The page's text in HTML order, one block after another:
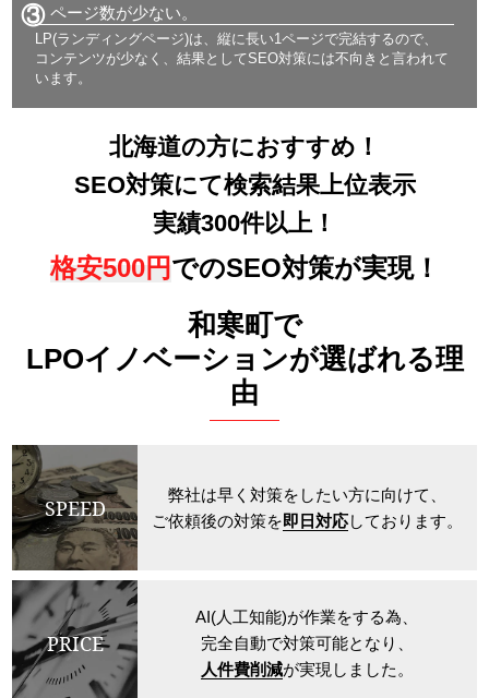
③ ページ数が少ない。
LP(ランディングページ)は、縦に長い1ページで完結するので、
コンテンツが少なく、結果としてSEO対策には不向きと言われて
います。
北海道の方におすすめ！
SEO対策にて検索結果上位表示
実績300件以上！
格安500円でのSEO対策が実現！
和寒町で
LPOイノベーションが選ばれる理
由
SPEED
弊社は早く対策をしたい方に向けて、
ご依頼後の対策を即日対応しております。
PRICE
AI(人工知能)が作業をする為、
完全自動で対策可能となり、
人件費削減が実現しました。